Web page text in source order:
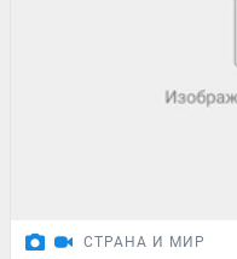
СТРАНА И МИР